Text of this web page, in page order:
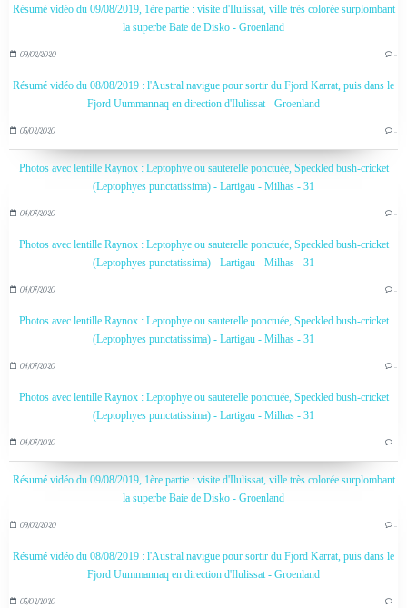
Résumé vidéo du 09/08/2019, 1ère partie : visite d'Ilulissat, ville très colorée surplombant
la superbe Baie de Disko - Groenland
09/02/2020 …
Résumé vidéo du 08/08/2019 : l'Austral navigue pour sortir du Fjord Karrat, puis dans le
Fjord Uummannaq en direction d'Ilulissat - Groenland
05/02/2020 …
Photos avec lentille Raynox : Leptophye ou sauterelle ponctuée, Speckled bush-cricket
(Leptophyes punctatissima) - Lartigau - Milhas - 31
04/07/2020 …
Photos avec lentille Raynox : Leptophye ou sauterelle ponctuée, Speckled bush-cricket
(Leptophyes punctatissima) - Lartigau - Milhas - 31
04/07/2020 …
Photos avec lentille Raynox : Leptophye ou sauterelle ponctuée, Speckled bush-cricket
(Leptophyes punctatissima) - Lartigau - Milhas - 31
04/07/2020 …
Photos avec lentille Raynox : Leptophye ou sauterelle ponctuée, Speckled bush-cricket
(Leptophyes punctatissima) - Lartigau - Milhas - 31
04/07/2020 …
Résumé vidéo du 09/08/2019, 1ère partie : visite d'Ilulissat, ville très colorée surplombant
la superbe Baie de Disko - Groenland
09/02/2020 …
Résumé vidéo du 08/08/2019 : l'Austral navigue pour sortir du Fjord Karrat, puis dans le
Fjord Uummannaq en direction d'Ilulissat - Groenland
05/02/2020 …